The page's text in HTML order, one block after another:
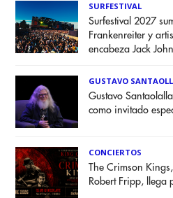
SURFESTIVAL
Surfestival 2027
Frankenreiter y
encabeza Jack
GUSTAVO
Gustavo
como invitado
CONCIERTOS
The Crimson
Robert Fripp, llega